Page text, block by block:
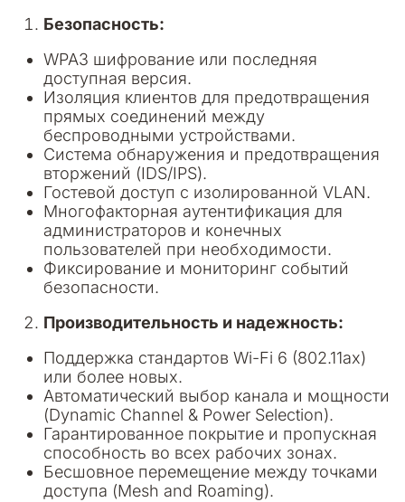
Безопасность:
WPA3 шифрование или последняя
доступная версия.
Изоляция клиентов для предотвращения
прямых соединений между
беспроводными устройствами.
Система обнаружения и предотвращения
вторжений (IDS/IPS).
Гостевой доступ с изолированной VLAN.
Многофакторная аутентификация для
администраторов и конечных
пользователей при необходимости.
Фиксирование и мониторинг событий
безопасности.
Производительность и надежность:
Поддержка стандартов Wi-Fi 6 (802.11ax)
или более новых.
Автоматический выбор канала и мощности
(Dynamic Channel & Power Selection).
Гарантированное покрытие и пропускная
способность во всех рабочих зонах.
Бесшовное перемещение между точками
доступа (Mesh and Roaming).